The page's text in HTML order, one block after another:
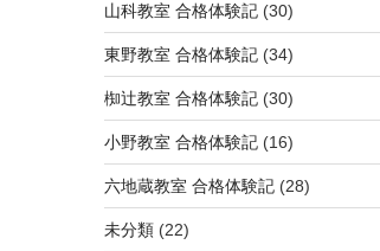
山科教室 合格体験記(30)
東野教室 合格体験記(34)
椥辻教室 合格体験記(30)
小野教室 合格体験記(16)
六地蔵教室 合格体験記(28)
未分類(22)